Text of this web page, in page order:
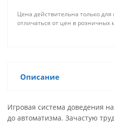
Цена действительна только
отличаться от цен в розничных
Описание
Игровая система доведения
до автоматизма. Зачастую